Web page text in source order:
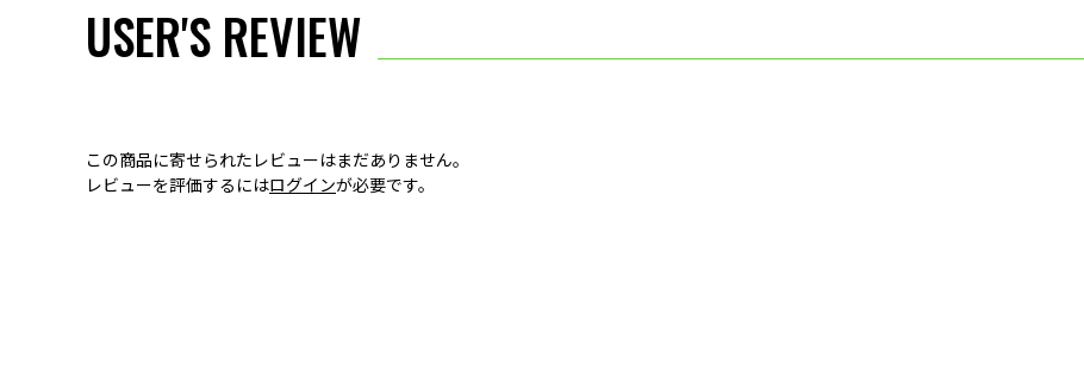
USER'S REVIEW
この商品に寄せられたレビューはまだありません。
レビューを評価するにはログインが必要です。